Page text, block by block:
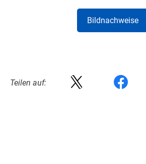
Bildnachweise
Teilen auf: